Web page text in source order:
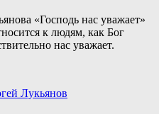
«Господь нас уважает»
к людям, как Бог
нас уважает.
Лукьянов